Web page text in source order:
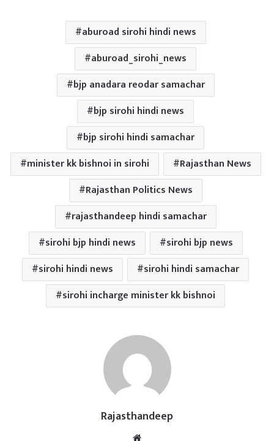
aburoad sirohi hindi news
aburoad_sirohi_news
bjp anadara reodar samachar
bjp sirohi hindi news
bjp sirohi hindi samachar
minister kk bishnoi in sirohi
Rajasthan News
Rajasthan Politics News
rajasthandeep hindi samachar
sirohi bjp hindi news
sirohi bjp news
sirohi hindi news
sirohi hindi samachar
sirohi incharge minister kk bishnoi
Rajasthandeep